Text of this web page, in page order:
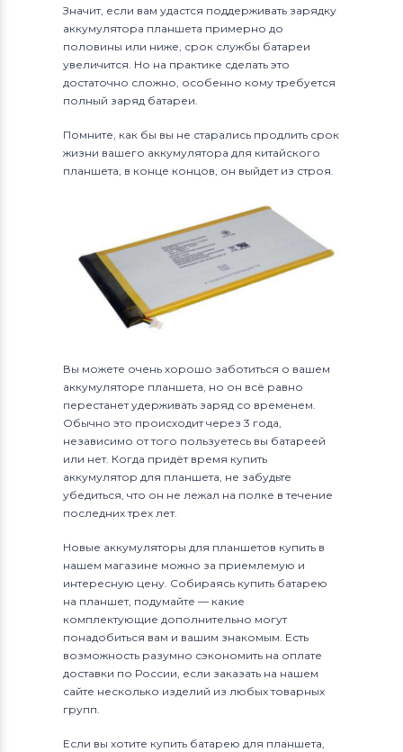
Значит, если вам удастся поддерживать зарядку
аккумулятора планшета примерно до
половины или ниже, срок службы батареи
увеличится. Но на практике сделать это
достаточно сложно, особенно кому требуется
полный заряд батареи.
Помните, как бы вы не старались продлить срок
жизни вашего аккумулятора для китайского
планшета, в конце концов, он выйдет из строя.
Вы можете очень хорошо заботиться о вашем
аккумуляторе планшета, но он всё равно
перестанет удерживать заряд со временем.
Обычно это происходит через 3 года,
независимо от того пользуетесь вы батареей
или нет. Когда придёт время купить
аккумулятор для планшета, не забудьте
убедиться, что он не лежал на полке в течение
последних трех лет.
Новые аккумуляторы для планшетов купить в
нашем магазине можно за приемлемую и
интересную цену. Собираясь купить батарею
на планшет, подумайте — какие
комплектующие дополнительно могут
понадобиться вам и вашим знакомым. Есть
возможность разумно сэкономить на оплате
доставки по России, если заказать на нашем
сайте несколько изделий из любых товарных
групп.
Если вы хотите купить батарею для планшета,